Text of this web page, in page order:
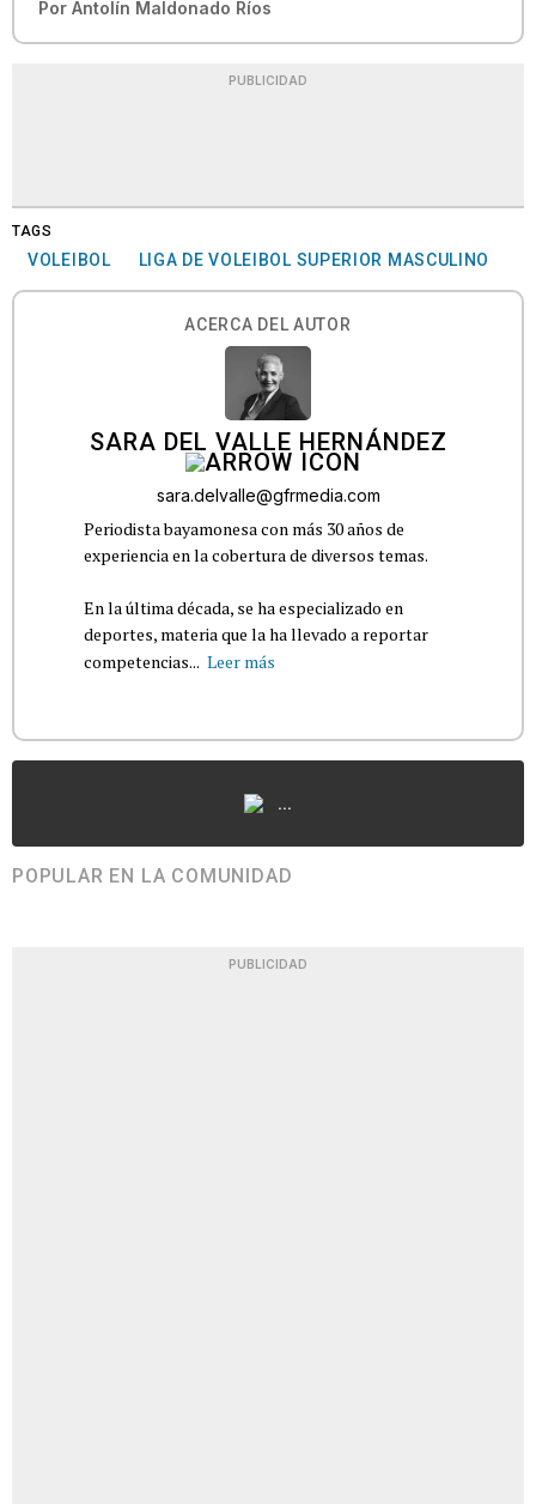
Por Antolín Maldonado Ríos
PUBLICIDAD
TAGS
VOLEIBOL LIGA DE VOLEIBOL SUPERIOR MASCULINO
ACERCA DEL AUTOR
SARA DEL VALLE HERNÁNDEZ
sara.delvalle@gfrmedia.com
Periodista bayamonesa con más 30 años de
experiencia en la cobertura de diversos temas.
En la última década, se ha especializado en
deportes, materia que la ha llevado a reportar
competencias... Leer más
...
POPULAR EN LA COMUNIDAD
PUBLICIDAD